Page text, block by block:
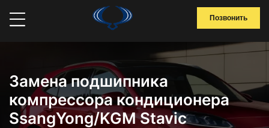
Позвонить
Замена подшипника
компрессора кондиционера
SsangYong/KGM Stavic